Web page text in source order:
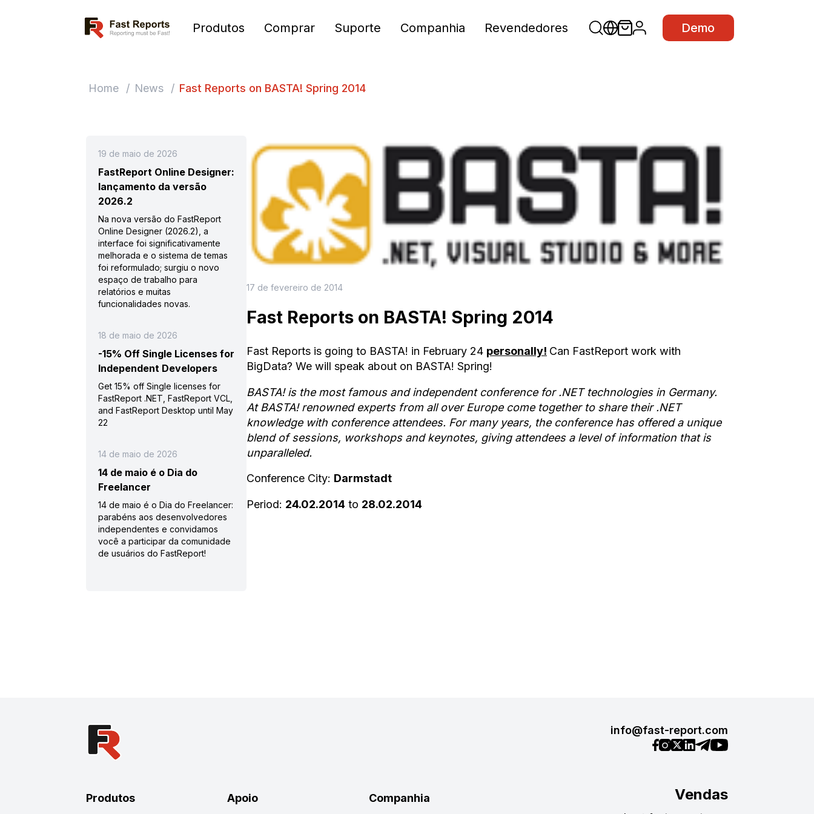
Fast Reports Produtos Comprar Suporte Companhia Revendedores Demo
Home / News / Fast Reports on BASTA! Spring 2014
17 de fevereiro de 2014
Fast Reports on BASTA! Spring 2014
Fast Reports is going to BASTA! in February 24 personally! Can FastReport work with
BigData? We will speak about on BASTA! Spring!
BASTA! is the most famous and independent conference for .NET technologies in Germany.
At BASTA! renowned experts from all over Europe come together to share their .NET
knowledge with conference attendees. For many years, the conference has offered a unique
blend of sessions, workshops and keynotes, giving attendees a level of information that is
unparalleled.
Conference City: Darmstadt
Period: 24.02.2014 to 28.02.2014
19 de maio de 2026
FastReport Online Designer:
lançamento da versão
2026.2
Na nova versão do FastReport
Online Designer (2026.2), a
interface foi significativamente
melhorada e o sistema de temas
foi reformulado; surgiu o novo
espaço de trabalho para
relatórios e muitas
funcionalidades novas.
18 de maio de 2026
-15% Off Single Licenses for
Independent Developers
Get 15% off Single licenses for
FastReport .NET, FastReport VCL,
and FastReport Desktop until May
22
14 de maio de 2026
14 de maio é o Dia do
Freelancer
14 de maio é o Dia do Freelancer:
parabéns aos desenvolvedores
independentes e convidamos
você a participar da comunidade
de usuários do FastReport!
info@fast-report.com
Vendas
Produtos Apoio Companhia